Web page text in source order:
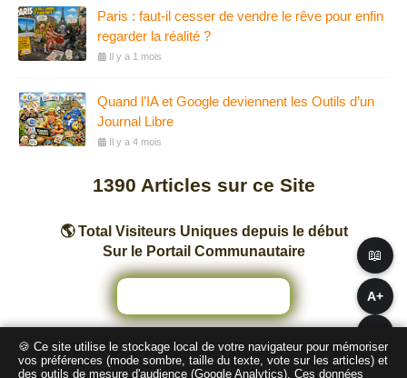
A+
📖
Paris : faut-il cesser de vendre le rêve pour enfin
regarder la réalité ?
Il y a 1 mois
Quand l’IA et Google deviennent les Outils d’un
Journal Libre
Il y a 4 mois
1390 Articles sur ce Site
🌎 Total Visiteurs Uniques depuis le début
Sur le Portail Communautaire
Nombre total de pages vues sur ce Site
🍪 Ce site utilise le stockage local de votre navigateur pour mémoriser
vos préférences (mode sombre, taille du texte, vote sur les articles) et
des outils de mesure d'audience (Google Analytics). Ces données